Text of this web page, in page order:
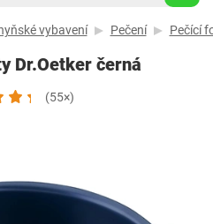
vybavení Pečení Pečící
Dr.Oetker černá
(55×)